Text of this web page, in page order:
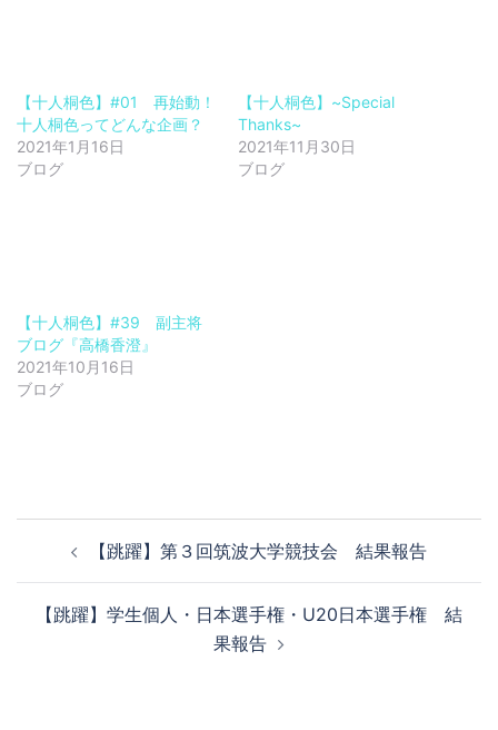
【十人桐色】#01 再始動！
十人桐色ってどんな企画？
2021年1月16日
ブログ
【十人桐色】~Special
Thanks~
2021年11月30日
ブログ
【十人桐色】#39 副主将
ブログ『高橋香澄』
2021年10月16日
ブログ
【跳躍】第３回筑波大学競技会 結果報告
【跳躍】学生個人・日本選手権・U20日本選手権 結
果報告